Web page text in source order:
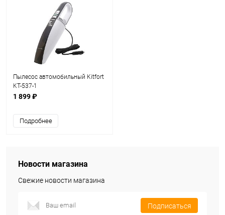
Пылесос автомобильный Kitfort
KT-537-1
1 899 ₽
Подробнее
Новости магазина
Свежие новости магазина
Подписаться